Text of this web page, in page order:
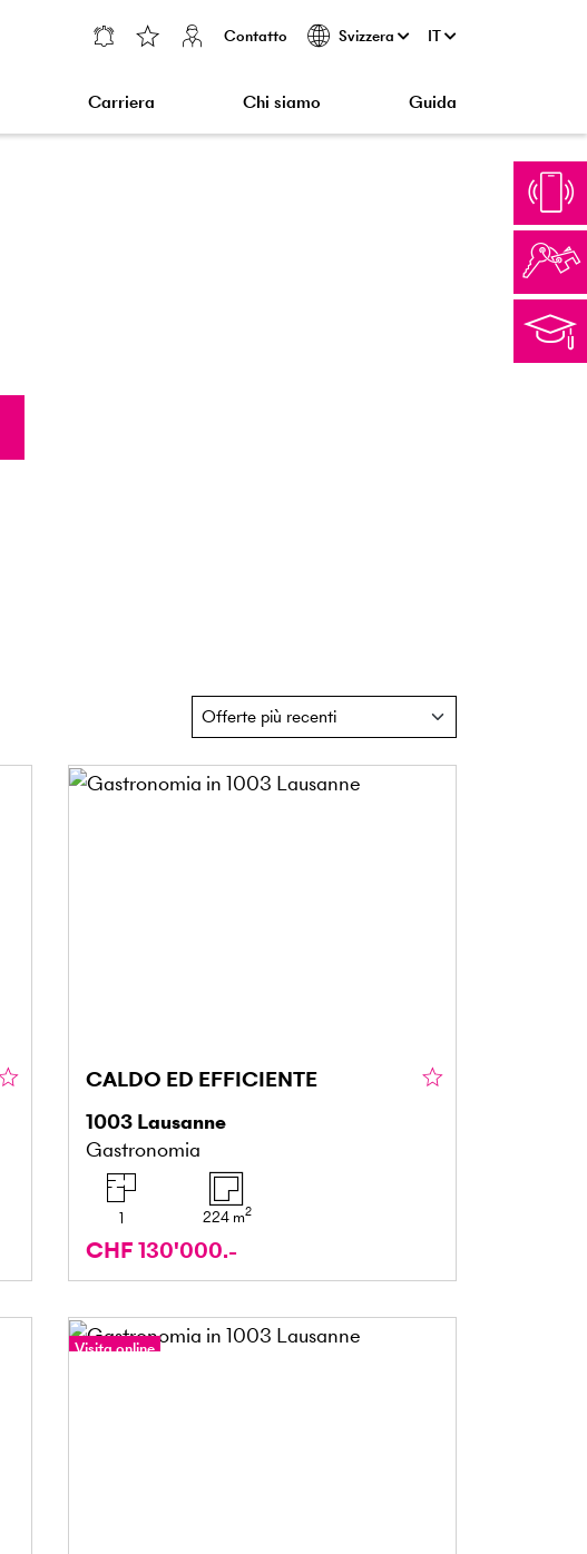
Contatto Svizzera IT
Carriera Chi siamo Guida
CALDO ED EFFICIENTE
1003 Lausanne
Gastronomia
1 224 m2
CHF 130'000.-
Visita online